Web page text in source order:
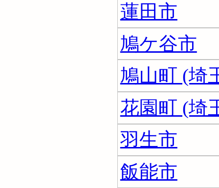
蓮田市
鳩ケ谷市
鳩山町 (埼
花園町 (埼
羽生市
飯能市